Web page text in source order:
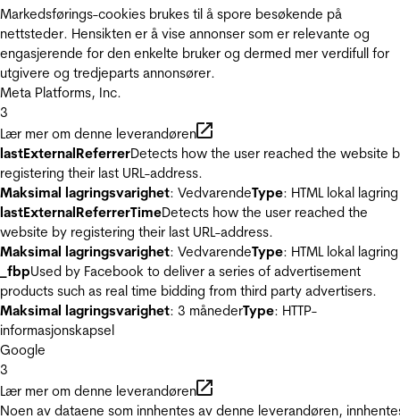
Markedsførings-cookies brukes til å spore besøkende på
nettsteder. Hensikten er å vise annonser som er relevante og
engasjerende for den enkelte bruker og dermed mer verdifull for
utgivere og tredjeparts annonsører.
Meta Platforms, Inc.
3
Lær mer om denne leverandøren
lastExternalReferrerDetects how the user reached the website
registering their last URL-address.
Maksimal lagringsvarighet: VedvarendeType: HTML lokal lagring
lastExternalReferrerTimeDetects how the user reached the
website by registering their last URL-address.
Maksimal lagringsvarighet: VedvarendeType: HTML lokal lagring
_fbpUsed by Facebook to deliver a series of advertisement
products such as real time bidding from third party advertisers.
Maksimal lagringsvarighet: 3 månederType: HTTP-
informasjonskapsel
Google
3
Lær mer om denne leverandøren
Noen av dataene som innhentes av denne leverandøren,